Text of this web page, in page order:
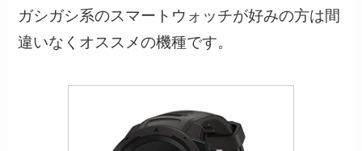
ガシガシ系のスマートウォッチが好みの方は間
違いなくオススメの機種です。